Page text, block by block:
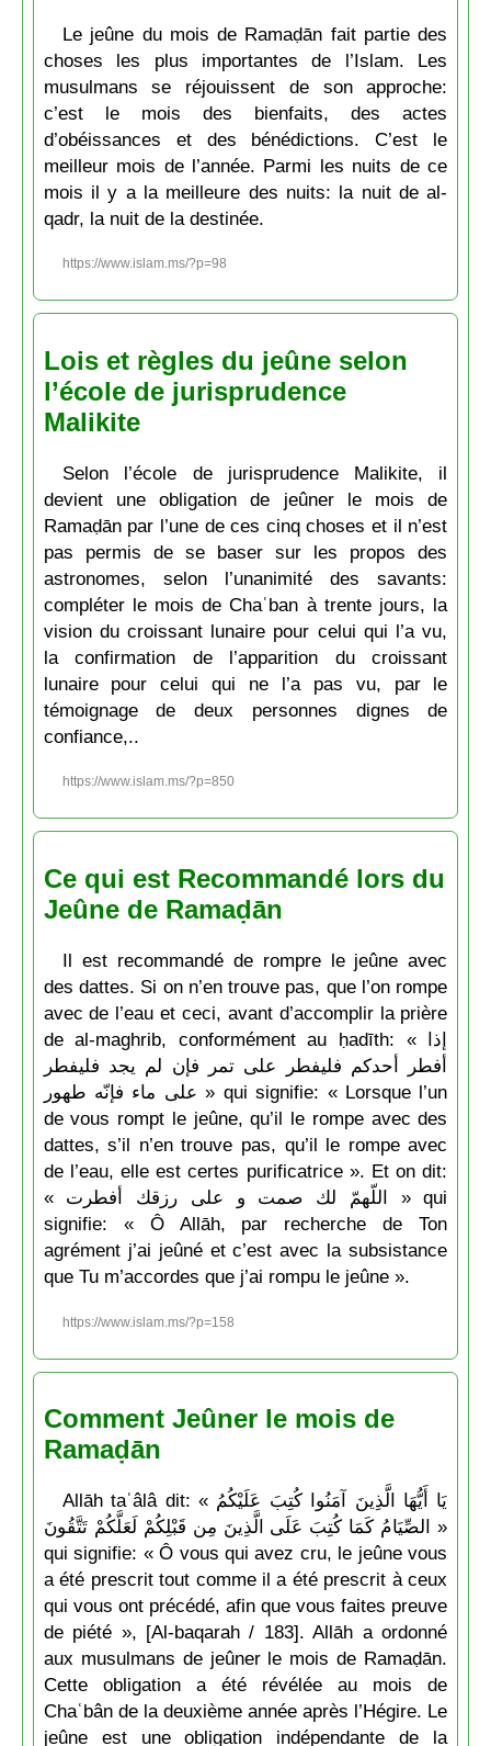
Le jeûne du mois de Ramaḍān fait partie des
choses les plus importantes de l’Islam. Les
musulmans se réjouissent de son approche:
c’est le mois des bienfaits, des actes
d’obéissances et des bénédictions. C’est le
meilleur mois de l’année. Parmi les nuits de ce
mois il y a la meilleure des nuits: la nuit de al-
qadr, la nuit de la destinée.
https://www.islam.ms/?p=98
Lois et règles du jeûne selon
l’école de jurisprudence
Malikite
Selon l’école de jurisprudence Malikite, il
devient une obligation de jeûner le mois de
Ramaḍān par l’une de ces cinq choses et il n’est
pas permis de se baser sur les propos des
astronomes, selon l’unanimité des savants:
compléter le mois de Chaʿban à trente jours, la
vision du croissant lunaire pour celui qui l’a vu,
la confirmation de l’apparition du croissant
lunaire pour celui qui ne l’a pas vu, par le
témoignage de deux personnes dignes de
confiance,..
https://www.islam.ms/?p=850
Ce qui est Recommandé lors du
Jeûne de Ramaḍān
Il est recommandé de rompre le jeûne avec
des dattes. Si on n’en trouve pas, que l’on rompe
avec de l’eau et ceci, avant d’accomplir la prière
de al-maghrib, conformément au ḥadīth: « إذا
أفطر أحدكم فليفطر على تمر فإن لم يجد فليفطر
على ماء فإنّه طهور » qui signifie: « Lorsque l’un
de vous rompt le jeûne, qu’il le rompe avec des
dattes, s’il n’en trouve pas, qu’il le rompe avec
de l’eau, elle est certes purificatrice ». Et on dit:
« اللّهمّ لك صمت و على رزقك أفطرت » qui
signifie: « Ô Allāh, par recherche de Ton
agrément j’ai jeûné et c’est avec la subsistance
que Tu m’accordes que j’ai rompu le jeûne ».
https://www.islam.ms/?p=158
Comment Jeûner le mois de
Ramaḍān
Allāh taʿâlâ dit: « يَا أَيُّهَا الَّذِينَ آمَنُوا كُتِبَ عَلَيْكُمُ
الصِّيَامُ كَمَا كُتِبَ عَلَى الَّذِينَ مِن قَبْلِكُمْ لَعَلَّكُمْ تَتَّقُونَ »
qui signifie: « Ô vous qui avez cru, le jeûne vous
a été prescrit tout comme il a été prescrit à ceux
qui vous ont précédé, afin que vous faites preuve
de piété », [Al-baqarah / 183]. Allāh a ordonné
aux musulmans de jeûner le mois de Ramaḍān.
Cette obligation a été révélée au mois de
Chaʿbân de la deuxième année après l’Hégire. Le
jeûne est une obligation indépendante de la